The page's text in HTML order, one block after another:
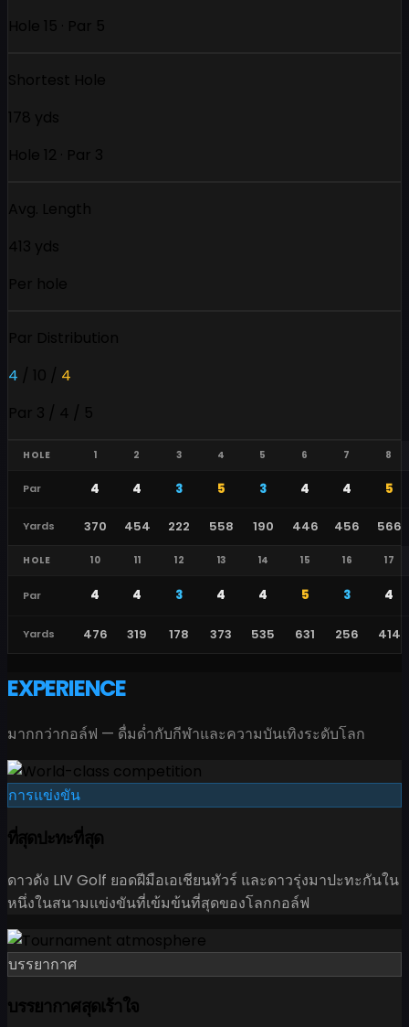
Hole 15 · Par 5
Shortest Hole
178 yds
Hole 12 · Par 3
Avg. Length
413 yds
Per hole
Par Distribution
4 / 10 / 4
Par 3 / 4 / 5
HOLE 1 2 3 4 5 6 7 8
Par 4 4 3 5 3 4 4 5
Yards 370 454 222 558 190 446 456 566
HOLE 10 11 12 13 14 15 16 17
Par 4 4 3 4 4 5 3 4
Yards 476 319 178 373 535 631 256 414
EXPERIENCE
มากกว่ากอล์ฟ — ดื่มด่ำกับกีฬาและความบันเทิงระดับโลก
การแข่งขัน
ที่สุดปะทะที่สุด
ดาวดัง LIV Golf ยอดฝีมือเอเชียนทัวร์ และดาวรุ่งมาปะทะกันใน
หนึ่งในสนามแข่งขันที่เข้มข้นที่สุดของโลกกอล์ฟ
บรรยากาศ
บรรยากาศสุดเร้าใจ